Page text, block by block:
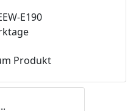
E190
Produkt